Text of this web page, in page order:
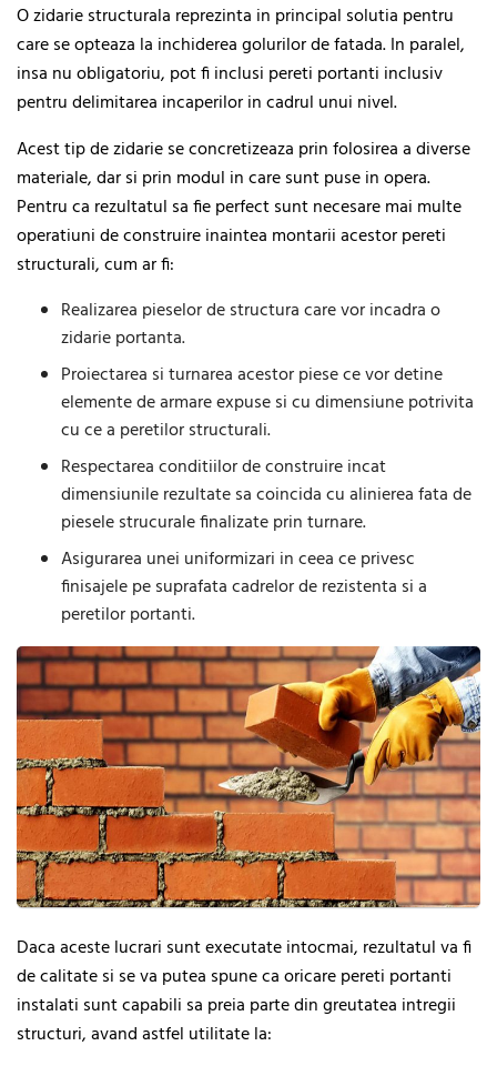
O zidarie structurala reprezinta in principal solutia pentru
care se opteaza la inchiderea golurilor de fatada. In paralel,
insa nu obligatoriu, pot fi inclusi pereti portanti inclusiv
pentru delimitarea incaperilor in cadrul unui nivel.
Acest tip de zidarie se concretizeaza prin folosirea a diverse
materiale, dar si prin modul in care sunt puse in opera.
Pentru ca rezultatul sa fie perfect sunt necesare mai multe
operatiuni de construire inaintea montarii acestor pereti
structurali, cum ar fi:
Realizarea pieselor de structura care vor incadra o
zidarie portanta.
Proiectarea si turnarea acestor piese ce vor detine
elemente de armare expuse si cu dimensiune potrivita
cu ce a peretilor structurali.
Respectarea conditiilor de construire incat
dimensiunile rezultate sa coincida cu alinierea fata de
piesele strucurale finalizate prin turnare.
Asigurarea unei uniformizari in ceea ce privesc
finisajele pe suprafata cadrelor de rezistenta si a
peretilor portanti.
Daca aceste lucrari sunt executate intocmai, rezultatul va fi
de calitate si se va putea spune ca oricare pereti portanti
instalati sunt capabili sa preia parte din greutatea intregii
structuri, avand astfel utilitate la: